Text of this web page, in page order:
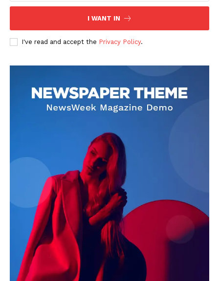
Contact us
Subscription Plans
My account
I WANT IN
I've read and accept the Privacy Policy.